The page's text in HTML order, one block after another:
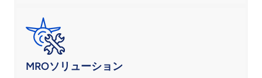
MROソリューション